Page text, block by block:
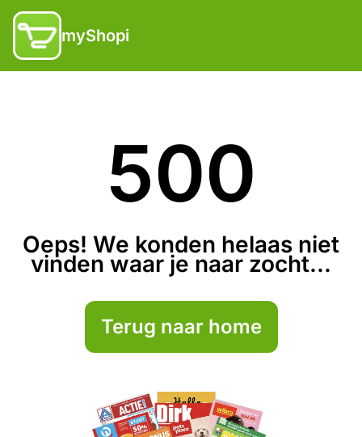
myShopi
500
Oeps! We konden helaas niet
vinden waar je naar zocht...
Terug naar home